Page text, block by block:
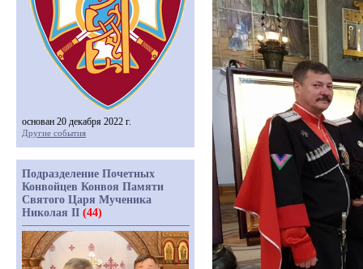
основан 20 декабря 2022 г.
Другие события
Подразделение Почетных
Конвойцев Конвоя Памяти
Святого Царя Мученика
Николая II (44)